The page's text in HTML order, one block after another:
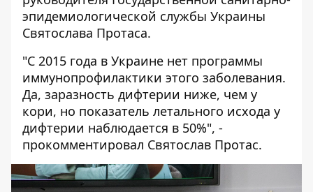
эпидемиологической службы Украины
Святослава Протаса.
"С 2015 года в Украине нет программы
иммунопрофилактики этого заболевания.
Да, заразность дифтерии ниже, чем у
кори, но показатель летального исхода у
дифтерии наблюдается в 50%", -
прокомментировал Святослав Протас.